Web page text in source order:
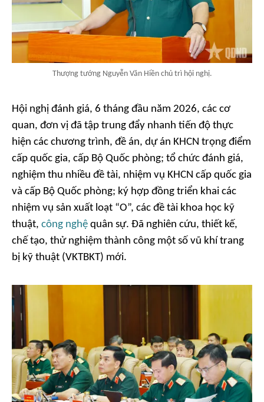
Thượng tướng Nguyễn Văn Hiền chủ trì hội nghị.
Hội nghị đánh giá, 6 tháng đầu năm 2026, các cơ
quan, đơn vị đã tập trung đẩy nhanh tiến độ thực
hiện các chương trình, đề án, dự án KHCN trọng điểm
cấp quốc gia, cấp Bộ Quốc phòng; tổ chức đánh giá,
nghiệm thu nhiều đề tài, nhiệm vụ KHCN cấp quốc gia
và cấp Bộ Quốc phòng; ký hợp đồng triển khai các
nhiệm vụ sản xuất loạt “O”, các đề tài khoa học kỹ
thuật, công nghệ quân sự. Đã nghiên cứu, thiết kế,
chế tạo, thử nghiệm thành công một số vũ khí trang
bị kỹ thuật (VKTBKT) mới.